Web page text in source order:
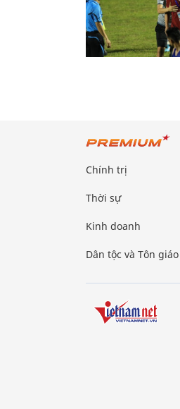
Chính trị
Thời sự
Kinh doanh
Dân tộc và Tôn giáo